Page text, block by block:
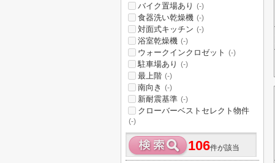
バイク置場あり (-)
食器洗い乾燥機 (-)
対面式キッチン (-)
浴室乾燥機 (-)
ウォークインクロゼット (-)
駐車場あり (-)
最上階 (-)
南向き (-)
新耐震基準 (-)
クローバーベストセレクト物件
(-)
106件が該当